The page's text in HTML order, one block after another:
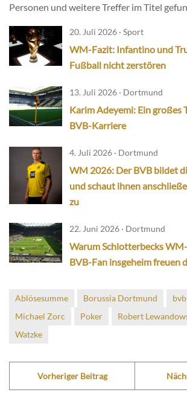
Personen und weitere Treffer im Titel
20. Juli 2026 · Sport
WM-Fazit: Infantino und
Fußball nicht zerstören
13. Juli 2026 · Dortmund
Karim Adeyemi: Ein großes
BVB-Karriere
4. Juli 2026 · Dortmund
WM 2026: Der BVB bildet
und schaut ihnen
zu
22. Juni 2026 · Dortmund
Warum Schlotterbecks
BVB-Fan insgeheim freuen
Ablösesumme Borussia Dortmund bvb
Michael Zorc
Poker Robert
Watzke
Vorheriger Beitrag